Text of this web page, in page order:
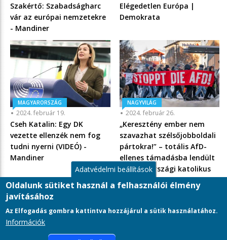
Szakértő: Szabadságharc
vár az európai nemzetekre
- Mandiner
Elégedetlen Európa |
Demokrata
MAGYARORSZÁG
2024. február 19.
Cseh Katalin: Egy DK
vezette ellenzék nem fog
tudni nyerni (VIDEÓ) -
Mandiner
NAGYVILÁG
2024. február 26.
„Keresztény ember nem
szavazhat szélsőjobboldali
pártokra!” – totális AfD-
ellenes támadásba lendült
a németországi katolikus
egyház - Mandiner
Adatkezelési tájékoztató
Adatvédelmi beállítások
Oldalunk sütiket használ a felhasználói élmény
javításához
Az Elfogadás gombra kattintva hozzájárul a sütik használatához.
Információk